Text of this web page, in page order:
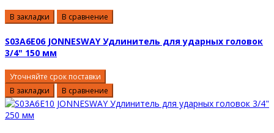
В закладки В сравнение
S03A6E06 JONNESWAY Удлинитель для ударных головок
3/4" 150 мм
Уточняйте срок поставки
В закладки
В сравнение